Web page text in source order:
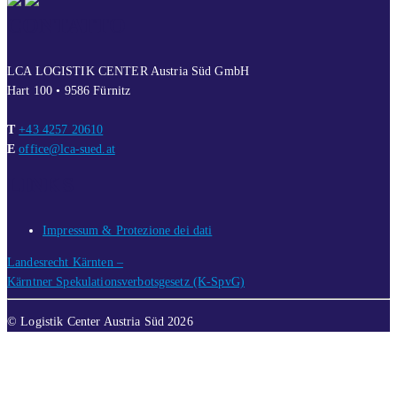
LCA LOGISTIK CENTER Austria Süd GmbH
Hart 100 • 9586 Fürnitz
T +43 4257 20610
E office@lca-sued.at
Impressum & Protezione dei dati
Landesrecht Kärnten –
Kärntner Spekulationsverbotsgesetz (K-SpvG)
© Logistik Center Austria Süd 2026